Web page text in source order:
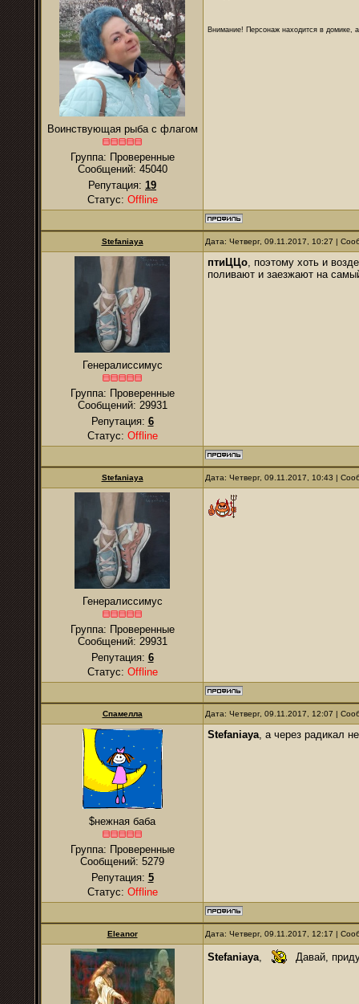
Воинствующая рыба с флагом
Группа: Проверенные
Сообщений: 45040
Репутация: 19
Статус: Offline
Внимание! Персонаж находится в домике,
Stefaniaya Дата: Четверг, 09.11.2017, 10:27 |
Генералиссимус
Группа: Проверенные
Сообщений: 29931
Репутация: 6
Статус: Offline
птиЦЦо, поэтому хоть и
поливают и заезжают на
Stefaniaya Дата: Четверг, 09.11.2017, 10:43 |
Генералиссимус
Группа: Проверенные
Сообщений: 29931
Репутация: 6
Статус: Offline
Спамелла Дата: Четверг, 09.11.2017, 12:07 |
$нежная баба
Группа: Проверенные
Сообщений: 5279
Репутация: 5
Статус: Offline
Stefaniaya, а через радикал
Eleanor Дата: Четверг, 09.11.2017, 12:17 |
Stefaniaya Давай,